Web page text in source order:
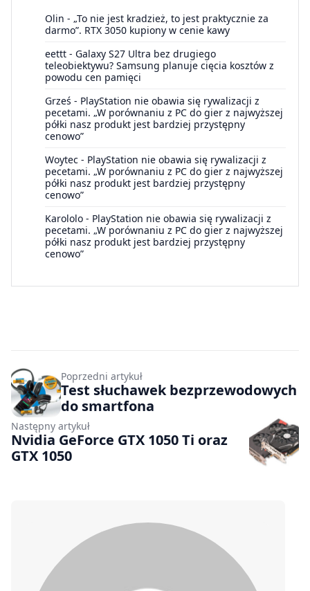
Olin - „To nie jest kradzież, to jest praktycznie za
darmo”. RTX 3050 kupiony w cenie kawy
eettt - Galaxy S27 Ultra bez drugiego
teleobiektywu? Samsung planuje cięcia kosztów z
powodu cen pamięci
Grześ - PlayStation nie obawia się rywalizacji z
pecetami. „W porównaniu z PC do gier z najwyższej
półki nasz produkt jest bardziej przystępny
cenowo”
Woytec - PlayStation nie obawia się rywalizacji z
pecetami. „W porównaniu z PC do gier z najwyższej
półki nasz produkt jest bardziej przystępny
cenowo”
Karololo - PlayStation nie obawia się rywalizacji z
pecetami. „W porównaniu z PC do gier z najwyższej
półki nasz produkt jest bardziej przystępny
cenowo”
Poprzedni artykuł
Test słuchawek bezprzewodowych
do smartfona
Następny artykuł
Nvidia GeForce GTX 1050 Ti oraz
GTX 1050